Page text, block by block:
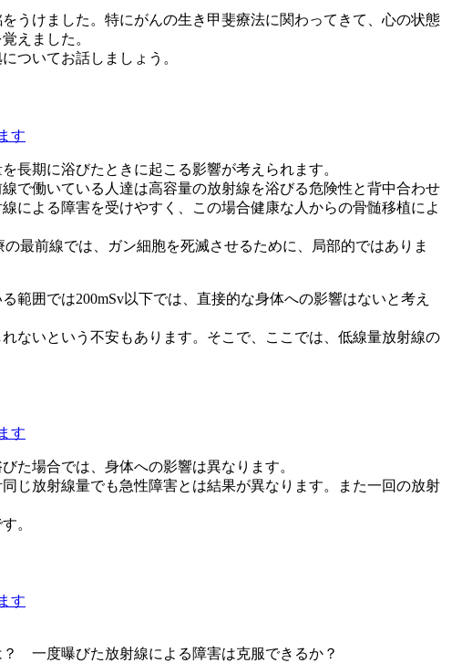
うけました。特にがんの生き甲斐療法に関わってきて、心の状態
えました。
ついてお話しましょう。
長期に浴びたときに起こる影響が考えられます。
で働いている人達は高容量の放射線を浴びる危険性と背中合わせ
による障害を受けやすく、この場合健康な人からの骨髄移植によ
最前線では、ガン細胞を死滅させるために、局部的ではありま
囲では200mSv以下では、直接的な身体への影響はないと考え
ないという不安もあります。そこで、ここでは、低線量放射線の
た場合では、身体への影響は異なります。
じ放射線量でも急性障害とは結果が異なります。また一回の放射
。
一度曝びた放射線による障害は克服できるか？